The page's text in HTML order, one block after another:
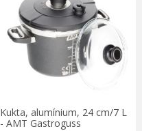
Kukta, alumínium, 24 cm/7 L
- AMT Gastroguss